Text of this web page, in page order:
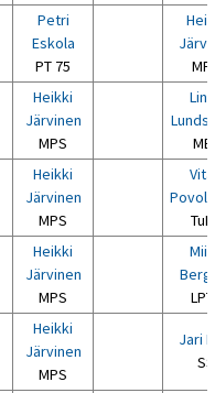
Petri
Eskola
PT 75
Heikki
Järvinen
MPS
Heikki
Järvinen
MPS
Heikki
Järvinen
MPS
Heikki
Järvinen
MPS
Jari
SS